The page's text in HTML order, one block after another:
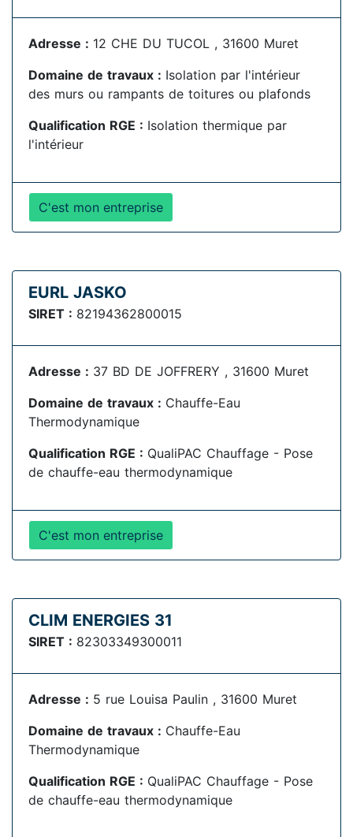
Adresse : 12 CHE DU TUCOL , 31600 Muret
Domaine de travaux : Isolation par l'intérieur
des murs ou rampants de toitures ou plafonds
Qualification RGE : Isolation thermique par
l'intérieur
C'est mon entreprise
EURL JASKO
SIRET : 82194362800015
Adresse : 37 BD DE JOFFRERY , 31600 Muret
Domaine de travaux : Chauffe-Eau
Thermodynamique
Qualification RGE : QualiPAC Chauffage - Pose
de chauffe-eau thermodynamique
C'est mon entreprise
CLIM ENERGIES 31
SIRET : 82303349300011
Adresse : 5 rue Louisa Paulin , 31600 Muret
Domaine de travaux : Chauffe-Eau
Thermodynamique
Qualification RGE : QualiPAC Chauffage - Pose
de chauffe-eau thermodynamique